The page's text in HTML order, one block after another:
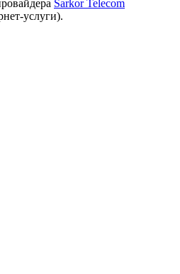
Sarkor Telecom
услуги).